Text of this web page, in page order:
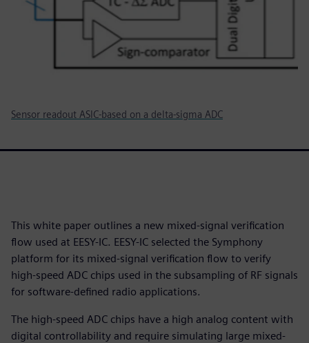
Sensor readout ASIC-based on a delta-sigma ADC
This white paper outlines a new mixed-signal verification
flow used at EESY-IC. EESY-IC selected the Symphony
platform for its mixed-signal verification flow to verify
high-speed ADC chips used in the subsampling of RF signals
for software-defined radio applications.
The high-speed ADC chips have a high analog content with
digital controllability and require simulating large mixed-